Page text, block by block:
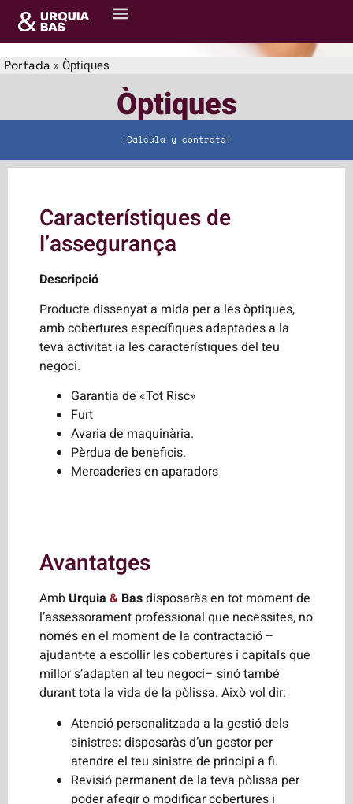
Portada »Òptiques
Òptiques
¡Calcula y contrata!
Característiques de
l’assegurança
Descripció
Producte dissenyat a mida per a les òptiques,
amb cobertures específiques adaptades a la
teva activitat ia les característiques del teu
negoci.
Garantia de «Tot Risc»
Furt
Avaria de maquinària.
Pèrdua de beneficis.
Mercaderies en aparadors
Avantatges
Amb Urquia & Basdisposaràs en tot moment de
l’assessorament professional que necessites, no
només en el moment de la contractació –
ajudant-te a escollir les cobertures i capitals que
millor s’adapten al teu negoci– sinó també
durant tota la vida de la pòlissa. Això vol dir:
Atenció personalitzada a la gestió dels
sinistres: disposaràs d’un gestor per
atendre el teu sinistre de principi a fi.
Revisió permanent de la teva pòlissa per
poder afegir o modificar cobertures i